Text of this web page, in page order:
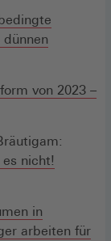
von 2023 –
nicht!
in
arbeiten für